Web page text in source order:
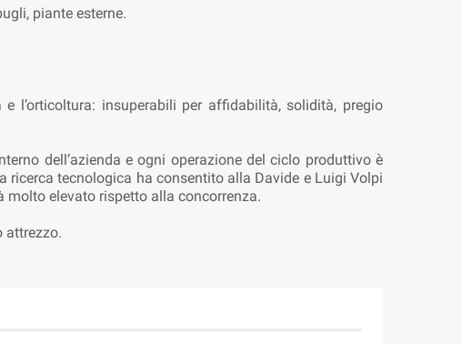
piante esterne.
l’orticoltura: insuperabili per affidabilità, solidità, pregio
dell’azienda e ogni operazione del ciclo produttivo è
ricerca tecnologica ha consentito alla Davide e Luigi Volpi
elevato rispetto alla concorrenza.
attrezzo.